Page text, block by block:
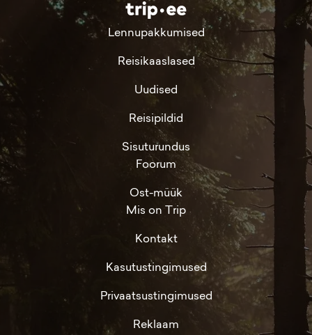
Lennupakkumised
Reisikaaslased
Uudised
Reisipildid
Sisuturundus
Foorum
Ost-müük
Mis on Trip
Kontakt
Kasutustingimused
Privaatsustingimused
Reklaam